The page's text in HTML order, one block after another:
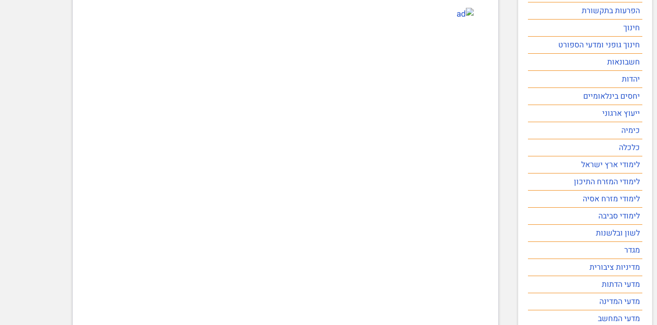
הפרעות בתקשורת
חינוך
חינוך גופני ומדעי הספורט
חשבונאות
יהדות
יחסים בינלאומיים
ייעוץ ארגוני
כימיה
כלכלה
לימודי ארץ ישראל
לימודי המזרח התיכון
לימודי מזרח אסיה
לימודי סביבה
לשון ובלשנות
מגדר
מדיניות ציבורית
מדעי הדתות
מדעי המדינה
מדעי המחשב